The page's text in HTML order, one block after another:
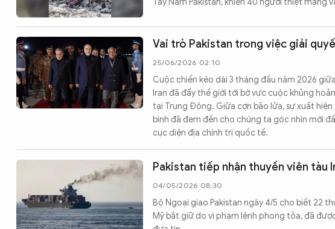
Ảnh
Chuyên trangAn ninh thế giớiVăn nghệ Công an
Chuyên đề
Tây Nam Pakistan, khiến 40 người thiệt mạng
Vai trò Pakistan trong việc giải
25/06/2026 02:10
Cuộc chiến kéo dài 3 tháng đầu năm 2026
Iran đã đẩy thế giới tới bờ vực cuộc khủng
tại Trung Đông. Giữa cơn bão lửa, sự xuất
bình đã đem đến cho chúng ta góc nhìn mới
cục diện địa chính trị quốc tế.
Pakistan tiếp nhận thuyền viên tàu
04/05/2026 08:30
Bộ Ngoại giao Pakistan ngày 4/5 cho biết 22
Mỹ bắt giữ do vi phạm lệnh phong tỏa, đã